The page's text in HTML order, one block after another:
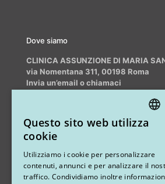
Dove siamo
CLINICA ASSUNZIONE DI MARIA
via Nomentana 311, 00198 Roma
Invia un’email o chiamaci
Altri studi
STUDIO MARIANETTI MED
Questo sito web utilizza
cookie
Utilizziamo i cookie per personalizzare
contenuti, annunci e per analizzare il
traffico. Condividiamo inoltre